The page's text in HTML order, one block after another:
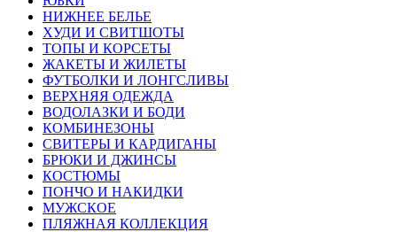
НИЖНЕЕ БЕЛЬЕ
ХУДИ И СВИТШОТЫ
ТОПЫ И КОРСЕТЫ
ЖАКЕТЫ И ЖИЛЕТЫ
ФУТБОЛКИ И ЛОНГСЛИВЫ
ВЕРХНЯЯ ОДЕЖДА
ВОДОЛАЗКИ И БОДИ
КОМБИНЕЗОНЫ
СВИТЕРЫ И КАРДИГАНЫ
БРЮКИ И ДЖИНСЫ
КОСТЮМЫ
ПОНЧО И НАКИДКИ
МУЖСКОЕ
ПЛЯЖНАЯ КОЛЛЕКЦИЯ